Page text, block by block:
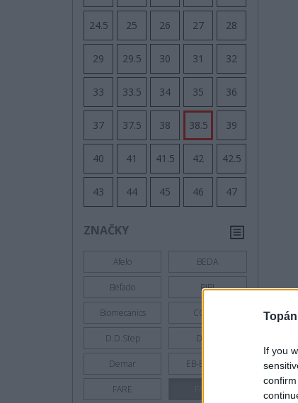
If you
24.5 25 26 27 28
29 29.5 30 31 32
33 33.5 34 35 36
37 37.5 38 38.5 39
40 41 41.5 42 42.5
43 44 45 46 47
ZNAČKY
Afelo BEDA
Befado BIBI
Biomecanics COQUI
D.D.Step D.P.K.
Demar EB-Brutting
FARE